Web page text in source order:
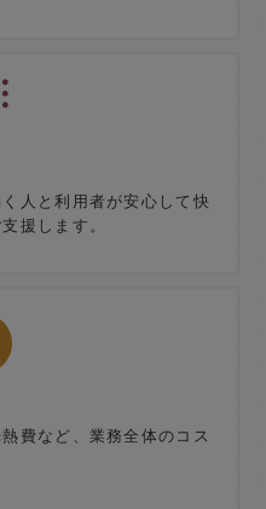
人と利用者が安心して快
援します。
費など、業務全体のコス